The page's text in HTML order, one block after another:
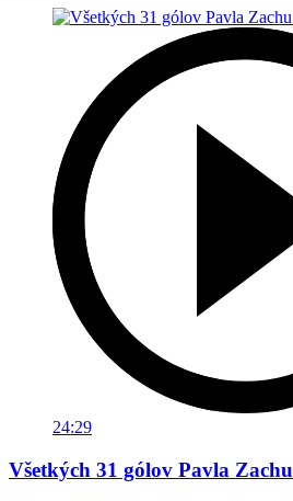
24:29
Všetkých 31 gólov Pavla